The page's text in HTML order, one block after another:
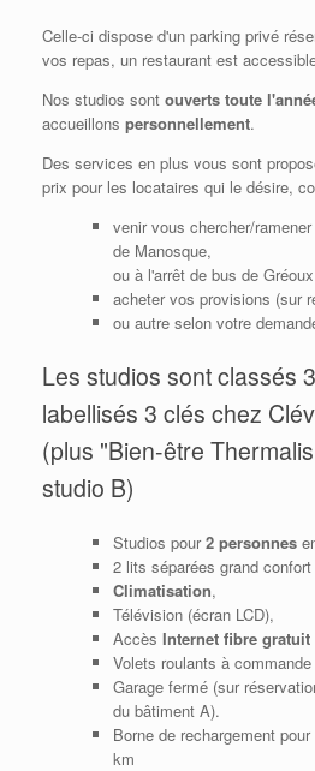
Celle-ci dispose d'un parking privé
vos repas, un restaurant est
Nos studios sont ouverts toute
accueillons personnellement.
Des services en plus vous sont
prix pour les locataires qui le désire,
venir vous chercher/
de Manosque,
ou à l'arrêt de bus de
acheter vos provisions (sur
ou autre selon votre
Les studios sont classés
labellisés 3 clés chez
(plus "Bien-être
studio B)
Studios pour2 personnes
2 lits séparées grand
Climatisation,
Télévision (écran LCD),
Accès Internet fibre gratuit
Volets roulants à
Garage fermé (sur
du bâtiment A).
Borne de rechargement
km